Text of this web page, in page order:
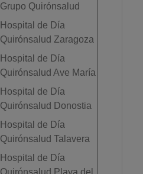
Grupo Quirónsalud
Hospital de Día
Quirónsalud Zaragoza
Hospital de Día
Quirónsalud Ave María
Hospital de Día
Quirónsalud Donostia
Hospital de Día
Quirónsalud Talavera
Hospital de Día
Quirónsalud Playa del